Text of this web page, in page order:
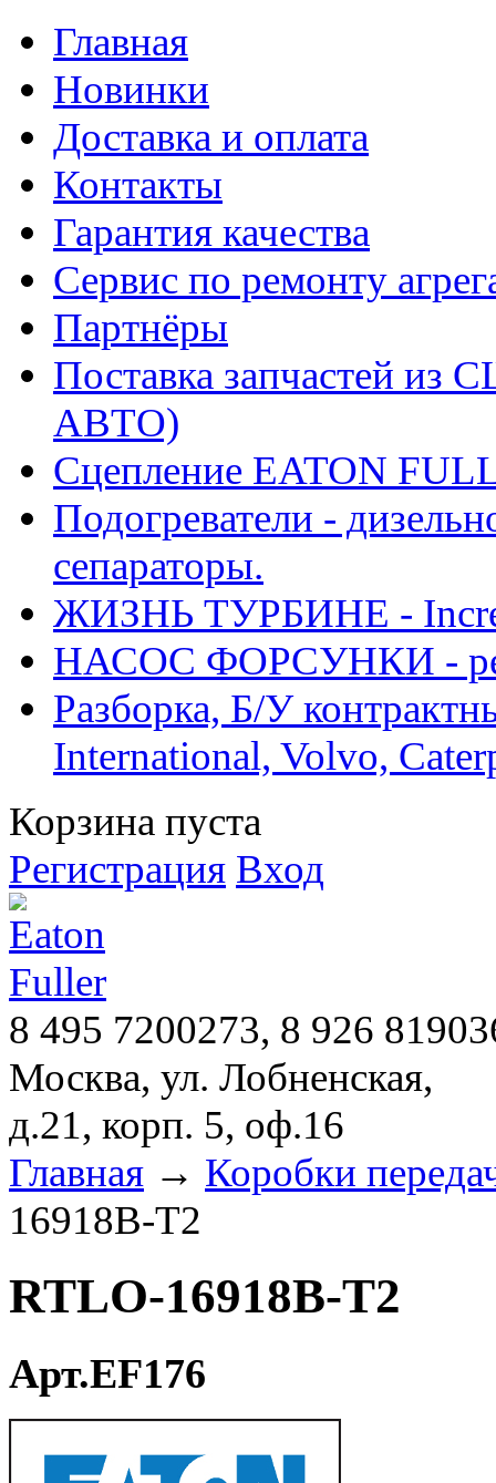
Главная
Новинки
Доставка и оплата
Контакты
Гарантия качества
Сервис по ремонту
Партнёры
Поставка запчастей
АВТО)
Сцепление EATON
Подогреватели -
сепараторы.
ЖИЗНЬ ТУРБИНЕ -
НАСОС ФОРСУНКИ -
Разборка, Б/У
International, Volvo,
Корзина пуста
Регистрация Вход
8 495 7200273, 8 926
Москва, ул. Лобненская,
д.21, корп. 5, оф.16
Главная → Коробки
16918B-T2
RTLO-16918B-T2
Арт.EF176